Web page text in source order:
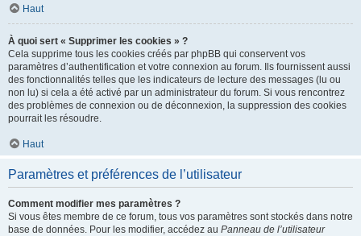
Haut
À quoi sert « Supprimer les cookies » ?
Cela supprime tous les cookies créés par phpBB qui conservent vos
paramètres d’authentification et votre connexion au forum. Ils fournissent aussi
des fonctionnalités telles que les indicateurs de lecture des messages (lu ou
non lu) si cela a été activé par un administrateur du forum. Si vous rencontrez
des problèmes de connexion ou de déconnexion, la suppression des cookies
pourrait les résoudre.
Haut
Paramètres et préférences de l’utilisateur
Comment modifier mes paramètres ?
Si vous êtes membre de ce forum, tous vos paramètres sont stockés dans notre
base de données. Pour les modifier, accédez au Panneau de l’utilisateur